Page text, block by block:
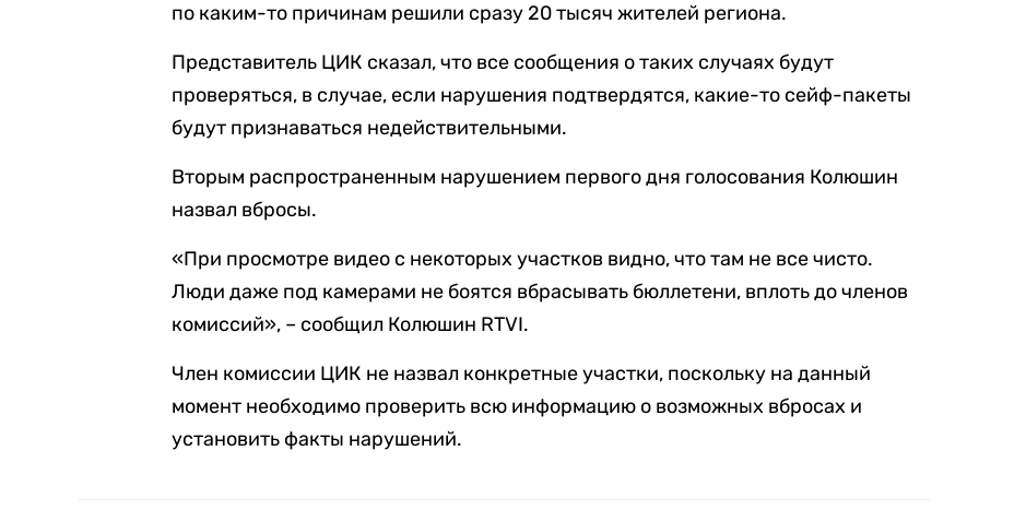
по каким-то причинам решили сразу 20 тысяч жителей региона.
Представитель ЦИК сказал, что все сообщения о таких случаях будут
проверяться, в случае, если нарушения подтвердятся, какие-то сейф-пакеты
будут признаваться недействительными.
Вторым распространенным нарушением первого дня голосования Колюшин
назвал вбросы.
«При просмотре видео с некоторых участков видно, что там не все чисто.
Люди даже под камерами не боятся вбрасывать бюллетени, вплоть до членов
комиссий», – сообщил Колюшин RTVI.
Член комиссии ЦИК не назвал конкретные участки, поскольку на данный
момент необходимо проверить всю информацию о возможных вбросах и
установить факты нарушений.